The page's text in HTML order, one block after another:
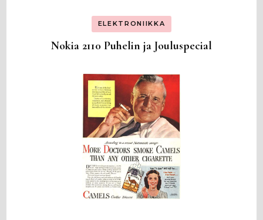
ELEKTRONIIKKA
Nokia 2110 Puhelin ja Jouluspecial